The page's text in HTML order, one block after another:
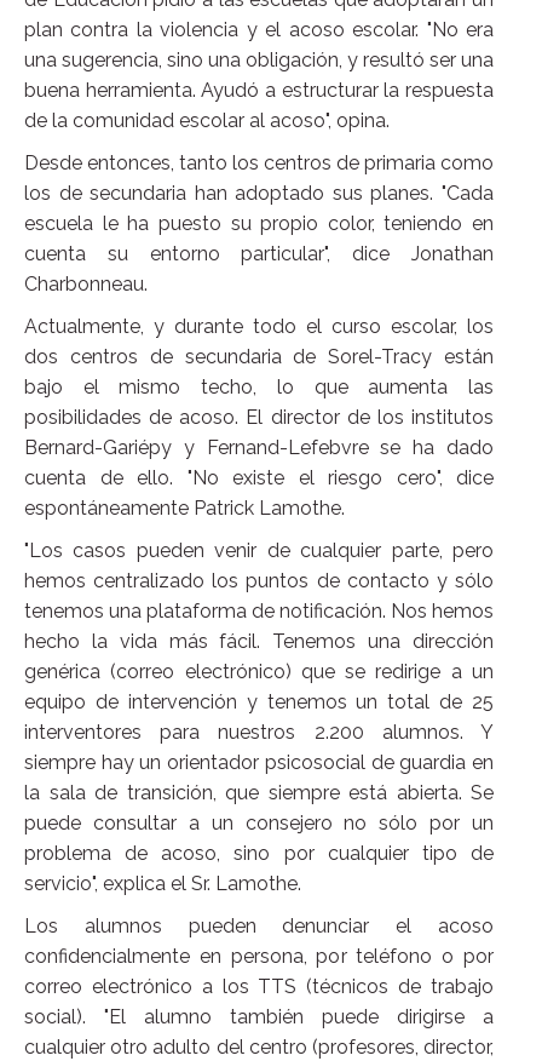
plan contra la violencia y el acoso escolar. "No era
una sugerencia, sino una obligación, y resultó ser una
buena herramienta. Ayudó a estructurar la respuesta
de la comunidad escolar al acoso", opina.
Desde entonces, tanto los centros de primaria como
los de secundaria han adoptado sus planes. "Cada
escuela le ha puesto su propio color, teniendo en
cuenta su entorno particular", dice Jonathan
Charbonneau.
Actualmente, y durante todo el curso escolar, los
dos centros de secundaria de Sorel-Tracy están
bajo el mismo techo, lo que aumenta las
posibilidades de acoso. El director de los institutos
Bernard-Gariépy y Fernand-Lefebvre se ha dado
cuenta de ello. "No existe el riesgo cero", dice
espontáneamente Patrick Lamothe.
"Los casos pueden venir de cualquier parte, pero
hemos centralizado los puntos de contacto y sólo
tenemos una plataforma de notificación. Nos hemos
hecho la vida más fácil. Tenemos una dirección
genérica (correo electrónico) que se redirige a un
equipo de intervención y tenemos un total de 25
interventores para nuestros 2.200 alumnos. Y
siempre hay un orientador psicosocial de guardia en
la sala de transición, que siempre está abierta. Se
puede consultar a un consejero no sólo por un
problema de acoso, sino por cualquier tipo de
servicio", explica el Sr. Lamothe.
Los alumnos pueden denunciar el acoso
confidencialmente en persona, por teléfono o por
correo electrónico a los TTS (técnicos de trabajo
social). "El alumno también puede dirigirse a
cualquier otro adulto del centro (profesores, director,